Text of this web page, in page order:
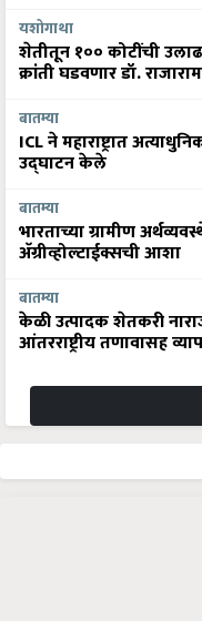
यशोगाथा
शेतीतून १०० कोटींची
क्रांती घडवणार डॉ. राजाराम
बातम्या
ICL ने महाराष्ट्रात
उद्घाटन केले
बातम्या
भारताच्या ग्रामीण
अ‍ॅग्रीव्होल्टाईक्सची आशा
बातम्या
केळी उत्पादक शेतकरी
आंतरराष्ट्रीय तणावासह